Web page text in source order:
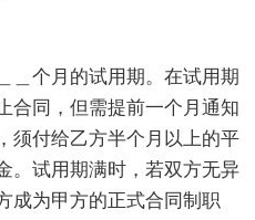
＿个月的试用期。在试用期
合同，但需提前一个月通知
须付给乙方半个月以上的平
。试用期满时，若双方无异
成为甲方的正式合同制职